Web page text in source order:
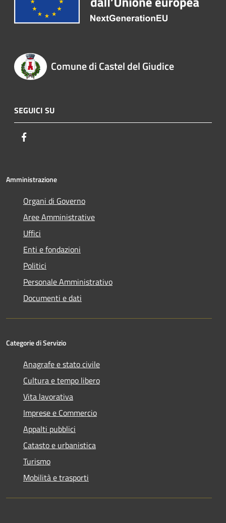
Comune di Castel del Giudice
SEGUICI SU
Amministrazione
Organi di Governo
Aree Amministrative
Uffici
Enti e fondazioni
Politici
Personale Amministrativo
Documenti e dati
Categorie di Servizio
Anagrafe e stato civile
Cultura e tempo libero
Vita lavorativa
Imprese e Commercio
Appalti pubblici
Catasto e urbanistica
Turismo
Mobilità e trasporti